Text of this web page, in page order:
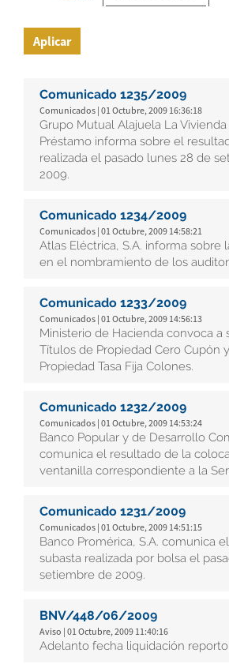
Aplicar
Comunicado 1235/2009
Comunicados | 01 Octubre, 2009 16:36:18
Grupo Mutual Alajuela La
Préstamo informa sobre el
realizada el pasado lunes 28 de
2009.
Comunicado 1234/2009
Comunicados | 01 Octubre, 2009 14:58:21
Atlas Eléctrica, S.A. informa sobre
en el nombramiento de los
Comunicado 1233/2009
Comunicados | 01 Octubre, 2009 14:56:13
Ministerio de Hacienda convoca a
Títulos de Propiedad Cero Cupón
Propiedad Tasa Fija Colones.
Comunicado 1232/2009
Comunicados | 01 Octubre, 2009 14:53:24
Banco Popular y de Desarrollo
comunica el resultado de la
ventanilla correspondiente a la
Comunicado 1231/2009
Comunicados | 01 Octubre, 2009 14:51:15
Banco Promérica, S.A. comunica
subasta realizada por bolsa el
setiembre de 2009.
BNV/448/06/2009
Aviso | 01 Octubre, 2009 11:40:16
Adelanto fecha liquidación